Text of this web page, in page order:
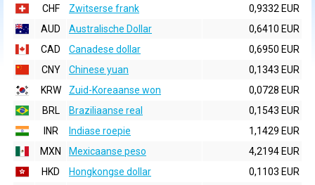
CHF
Zwitserse frank
0,9332 EUR
AUD
Australische Dollar
0,6410 EUR
CAD
Canadese dollar
0,6950 EUR
CNY
Chinese yuan
0,1343 EUR
KRW
Zuid-Koreaanse won
0,0728 EUR
BRL
Braziliaanse real
0,1543 EUR
INR
Indiase roepie
1,1429 EUR
MXN
Mexicaanse peso
4,2194 EUR
HKD
Hongkongse dollar
0,1103 EUR